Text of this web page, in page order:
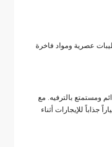
عصرية ومواد فاخرة
ومستمتع بالترفيه. مع
جذاباً للإيجارات أثناء